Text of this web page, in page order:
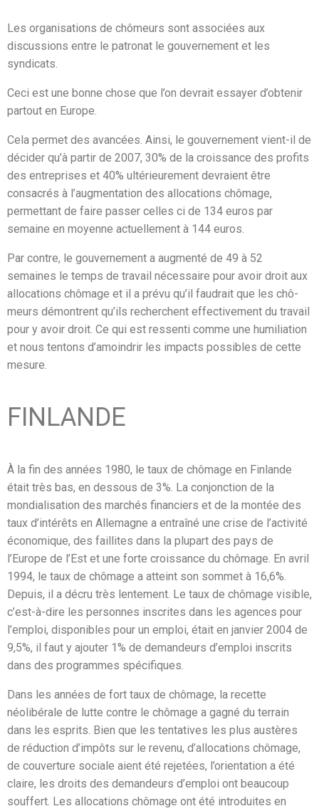
Les organisations de chômeurs sont associées aux
discussions entre le patronat le gouvernement et les
syndicats.
Ceci est une bonne chose que l’on devrait essayer d’obtenir
partout en Europe.
Cela permet des avancées. Ainsi, le gouvernement vient-il de
décider qu’à partir de 2007, 30% de la croissance des profits
des entreprises et 40% ultérieurement devraient être
consacrés à l’augmentation des allocations chômage,
permettant de faire passer celles ci de 134 euros par
semaine en moyenne actuellement à 144 euros.
Par contre, le gouvernement a augmenté de 49 à 52
semaines le temps de travail nécessaire pour avoir droit aux
allocations chômage et il a prévu qu’il faudrait que les chô-
meurs démontrent qu’ils recherchent effectivement du travail
pour y avoir droit. Ce qui est ressenti comme une humiliation
et nous tentons d’amoindrir les impacts possibles de cette
mesure.
FINLANDE
À la fin des années 1980, le taux de chômage en Finlande
était très bas, en dessous de 3%. La conjonction de la
mondialisation des marchés financiers et de la montée des
taux d’intérêts en Allemagne a entraîné une crise de l’activité
économique, des faillites dans la plupart des pays de
l’Europe de l’Est et une forte croissance du chômage. En avril
1994, le taux de chômage a atteint son sommet à 16,6%.
Depuis, il a décru très lentement. Le taux de chômage visible,
c’est-à-dire les personnes inscrites dans les agences pour
l’emploi, disponibles pour un emploi, était en janvier 2004 de
9,5%, il faut y ajouter 1% de demandeurs d’emploi inscrits
dans des programmes spécifiques.
Dans les années de fort taux de chômage, la recette
néolibérale de lutte contre le chômage a gagné du terrain
dans les esprits. Bien que les tentatives les plus austères
de réduction d’impôts sur le revenu, d’allocations chômage,
de couverture sociale aient été rejetées, l’orientation a été
claire, les droits des demandeurs d’emploi ont beaucoup
souffert. Les allocations chômage ont été introduites en